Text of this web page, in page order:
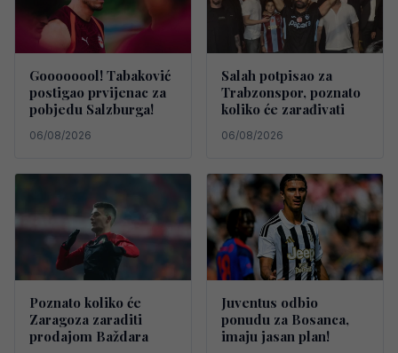
Goooooool! Tabaković
postigao prvijenac za
pobjedu Salzburga!
06/08/2026
Salah potpisao za
Trabzonspor, poznato
koliko će zarađivati
06/08/2026
Poznato koliko će
Zaragoza zaraditi
prodajom Baždara
Juventus odbio
ponudu za Bosanca,
imaju jasan plan!